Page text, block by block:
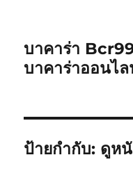
บาคาร่า
บาคาร่าออนไ
ป้ายกำกับ: ดูห